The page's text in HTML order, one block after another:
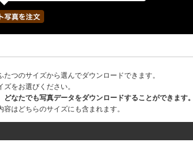
つのサイズから選んでダウンロードできます。
をお選びください。
なたでも写真データをダウンロードすることができます。
はどちらのサイズにも含まれます。